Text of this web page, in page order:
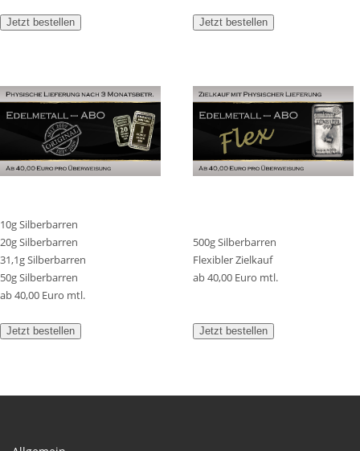
Jetzt bestellen Jetzt bestellen
10g Silberbarren
20g Silberbarren
31,1g Silberbarren
50g Silberbarren
ab 40,00 Euro mtl.
500g Silberbarren
Flexibler Zielkauf
ab 40,00 Euro mtl.
Jetzt bestellen Jetzt bestellen